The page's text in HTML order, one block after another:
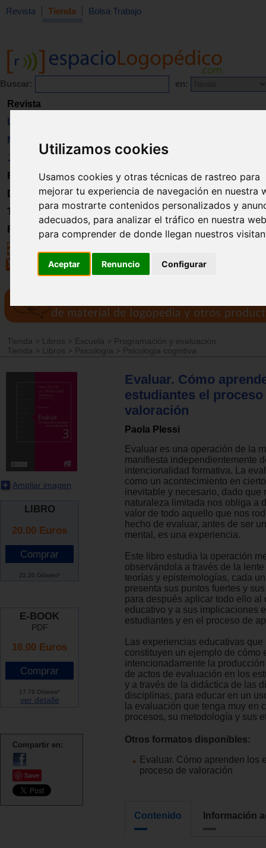
Utilizamos cookies
Usamos cookies y otras técnicas de rastreo para
mejorar tu experiencia de navegación en nuestra
para mostrarte contenidos personalizados y
adecuados, para analizar el tráfico en nuestra
para comprender de donde llegan nuestros
Aceptar Renuncio Configurar
Revista Tienda Bolsa Trabajo
Buscar: en:
Revista
Libros
Material
Juguetes
Formación
Directorio
Trabajo
Registro
Tienda > Libros > Escuela > Programación y evaluación
Tienda
> Libros > Psicología > Psicologia cognitiva
Ampliar imagen
LIBRO
20.00 Euros
22.20 Dólares*
E-BOOK
PDF
16.00 Euros
17.76 Dólares*
ver detalle
Compartir en:
Save
Evaluar. Cómo
estudiantes el proceso
valoración
Paola Plessi
Evaluar es una operación de la
manifiesta independientemente
intencionalidad formativa. La
como un acontecimiento en
inevitable y necesario, dado que
naturaleza limitada nos obliga a
valor de todo aquello que nos
hecho de evaluar, antes de ser
mental, es una experiencia.
Este libro estudia la operación
observándola a través de la
teorías y epistemologías, cada
presenta sus puntos fuertes y
para después aplicar todo ello al
educativo y a sus implicaciones
estudiantes y en el proceso de
Las experiencias educativas que
constituyen un ejemplo de cómo
intencionadamente la
de actos de evaluación en los
y a través de la didáctica de las
disciplinas, para educar en un
la evaluación que tenga muy en
procesos, su metodología y sus
Otros formatos disponibles:
Evaluar. Cómo aprenden los
proceso de valoración
Contenido Información